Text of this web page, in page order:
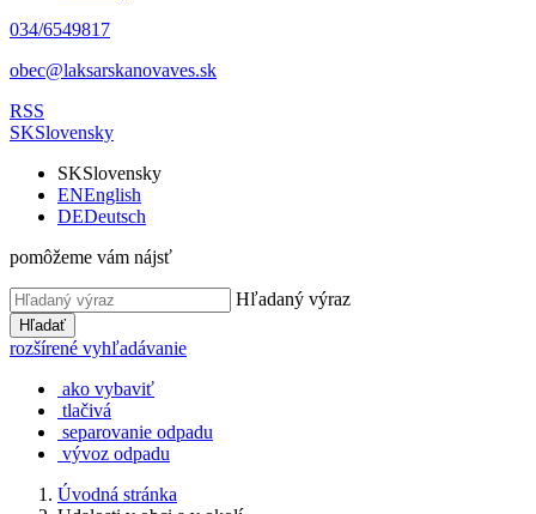
034/6549817
obec@laksarskanovaves.sk
RSS
SKSlovensky
SKSlovensky
ENEnglish
DEDeutsch
pomôžeme vám nájsť
Hľadaný výraz
Hľadať
rozšírené vyhľadávanie
ako vybaviť
tlačivá
separovanie odpadu
vývoz odpadu
Úvodná stránka